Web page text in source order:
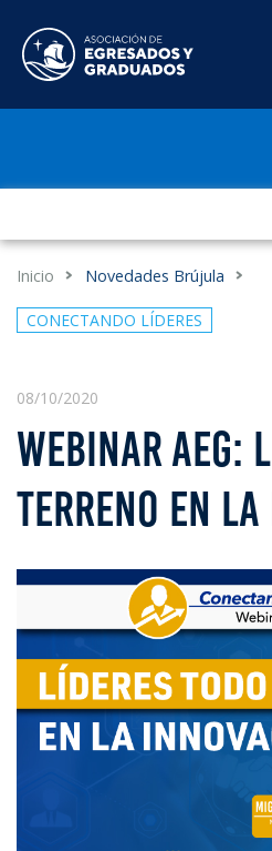
Inicio Novedades Brújula
CONECTANDO LÍDERES
08/10/2020
WEBINAR AEG:
TERRENO EN